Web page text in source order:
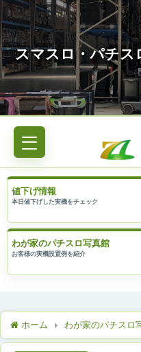
値下げ情報
わが家のパチスロ写真館
ホーム わが家のパチスロ